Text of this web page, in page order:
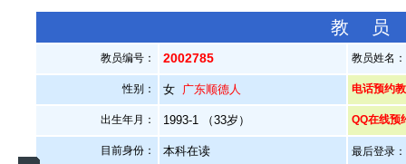
教
教员编号： 2002785 教员姓名
性别： 女 广东顺德人 电话预约
出生年月： 1993-1 （33岁） QQ在线预
目前身份： 本科在读 最后登录